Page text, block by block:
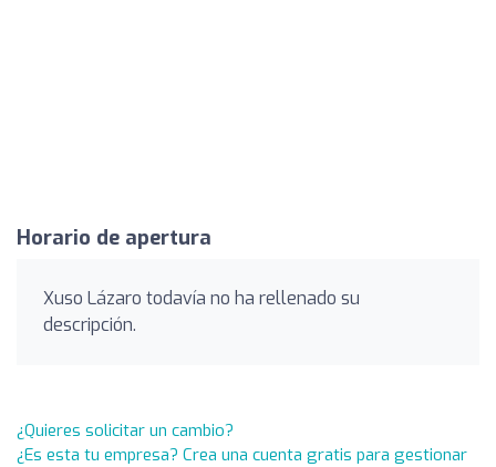
Horario de apertura
Xuso Lázaro todavía no ha rellenado su
descripción.
¿Quieres solicitar un cambio?
¿Es esta tu empresa? Crea una cuenta gratis para gestionar